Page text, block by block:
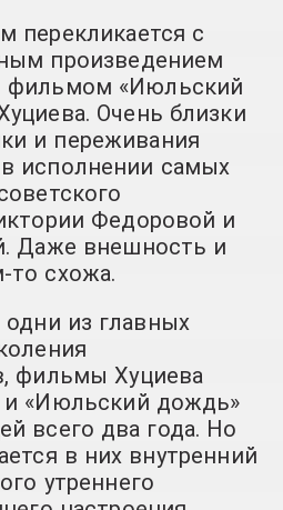
перекликается с
произведением
фильмом «Июльский
Очень близки
и переживания
исполнении самых
Федоровой и
Даже внешность и
то схожа.
из главных
фильмы Хуциева
и «Июльский дождь»
всего два года. Но
в них внутренний
утреннего